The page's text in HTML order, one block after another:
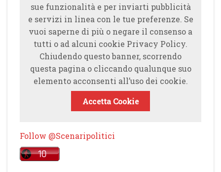
sue funzionalità e per inviarti pubblicità
e servizi in linea con le tue preferenze. Se
vuoi saperne di più o negare il consenso a
tutti o ad alcuni cookie Privacy Policy.
Chiudendo questo banner, scorrendo
questa pagina o cliccando qualunque suo
elemento acconsenti all’uso dei cookie.
Accetta Cookie
Follow @Scenaripolitici